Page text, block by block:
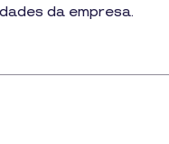
da empresa.